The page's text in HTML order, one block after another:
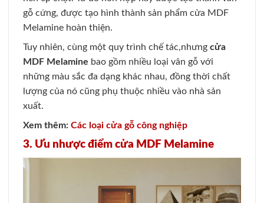
gỗ cứng, được tạo hình thành sản phẩm cửa MDF
Melamine hoàn thiện.
Tuy nhiên, cùng một quy trình chế tác,nhưng cửa
MDF Melamine bao gồm nhiều loại vân gỗ với
những màu sắc đa dạng khác nhau, đồng thời chất
lượng của nó cũng phụ thuộc nhiều vào nhà sản
xuất.
Xem thêm: Các loại cửa gỗ công nghiệp
3. Ưu nhược điểm cửa MDF Melamine